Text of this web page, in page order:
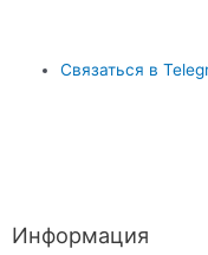
Связаться в
Информация